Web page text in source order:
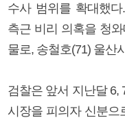
수사 범위를 확대했
측근 비리 의혹을 청
물로, 송철호(71) 울산
검찰은 앞서 지난달 6,
시장을 피의자 신분으